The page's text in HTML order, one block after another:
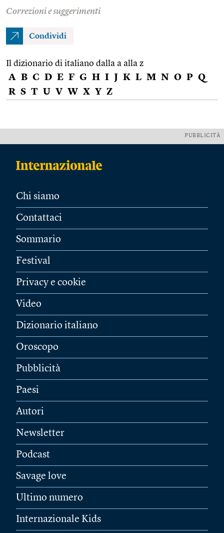
Correzioni e suggerimenti
Condividi
Il dizionario di italiano dalla a alla z
A B C D E F G H I J K L M N O P Q
R S T U V W X Y Z
PUBBLICITÀ
Chi siamo
Contattaci
Sommario
Festival
Privacy e cookie
Video
Dizionario italiano
Oroscopo
Pubblicità
Paesi
Autori
Newsletter
Podcast
Savage love
Ultimo numero
Internazionale Kids